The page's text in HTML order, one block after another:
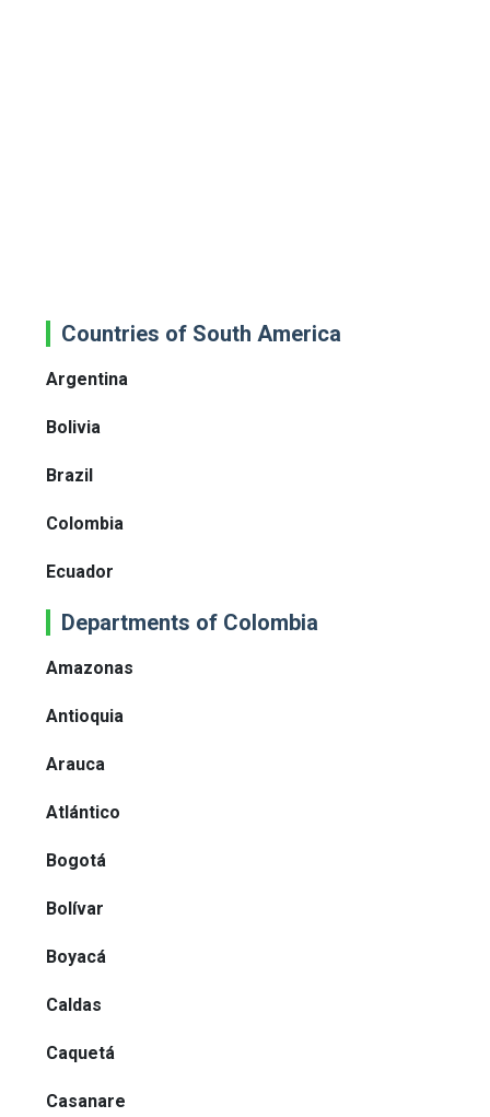
Countries of South America
Argentina
Bolivia
Brazil
Colombia
Ecuador
Departments of Colombia
Amazonas
Antioquia
Arauca
Atlántico
Bogotá
Bolívar
Boyacá
Caldas
Caquetá
Casanare